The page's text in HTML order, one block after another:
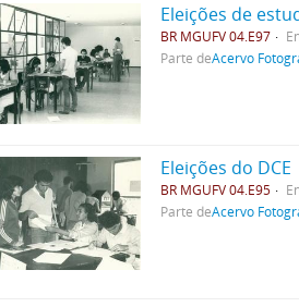
Eleições de
BR MGUFV 04.E97
Parte deAcervo
Eleições do DCE
BR MGUFV 04.E95
Parte deAcervo